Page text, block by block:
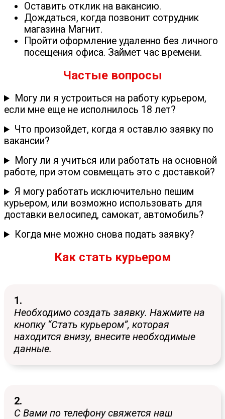
Оставить отклик на вакансию.
Дождаться, когда позвонит сотрудник
магазина Магнит.
Пройти оформление удаленно без личного
посещения офиса. Займет час времени.
Частые вопросы
Могу ли я устроиться на работу курьером,
если мне еще не исполнилось 18 лет?
Что произойдет, когда я оставлю заявку по
вакансии?
Могу ли я учиться или работать на основной
работе, при этом совмещать это с доставкой?
Я могу работать исключительно пешим
курьером, или возможно использовать для
доставки велосипед, самокат, автомобиль?
Когда мне можно снова подать заявку?
Как стать курьером
1.
Необходимо создать заявку. Нажмите на
кнопку “Стать курьером”, которая
находится внизу, внесите необходимые
данные.
2.
С Вами по телефону свяжется наш